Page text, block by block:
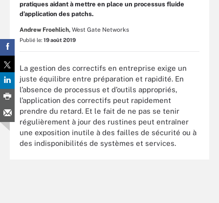
pratiques aidant à mettre en place un processus fluide
d’application des patchs.
Andrew Froehlich, West Gate Networks
Publié le: 19 août 2019
La gestion des correctifs en entreprise exige un
juste équilibre entre préparation et rapidité. En
l’absence de processus et d’outils appropriés,
l’application des correctifs peut rapidement
prendre du retard. Et le fait de ne pas se tenir
régulièrement à jour des rustines peut entraîner
une exposition inutile à des failles de sécurité ou à
des indisponibilités de systèmes et services.